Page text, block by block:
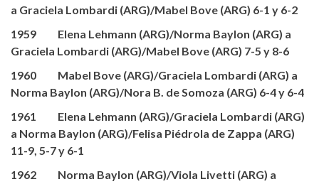
a Graciela Lombardi (ARG)/Mabel Bove (ARG) 6-1 y 6-2
1959 Elena Lehmann (ARG)/Norma Baylon (ARG) a
Graciela Lombardi (ARG)/Mabel Bove (ARG) 7-5 y 8-6
1960 Mabel Bove (ARG)/Graciela Lombardi (ARG) a
Norma Baylon (ARG)/Nora B. de Somoza (ARG) 6-4 y 6-4
1961 Elena Lehmann (ARG)/Graciela Lombardi (ARG)
a Norma Baylon (ARG)/Felisa Piédrola de Zappa (ARG)
11-9, 5-7 y 6-1
1962 Norma Baylon (ARG)/Viola Livetti (ARG) a